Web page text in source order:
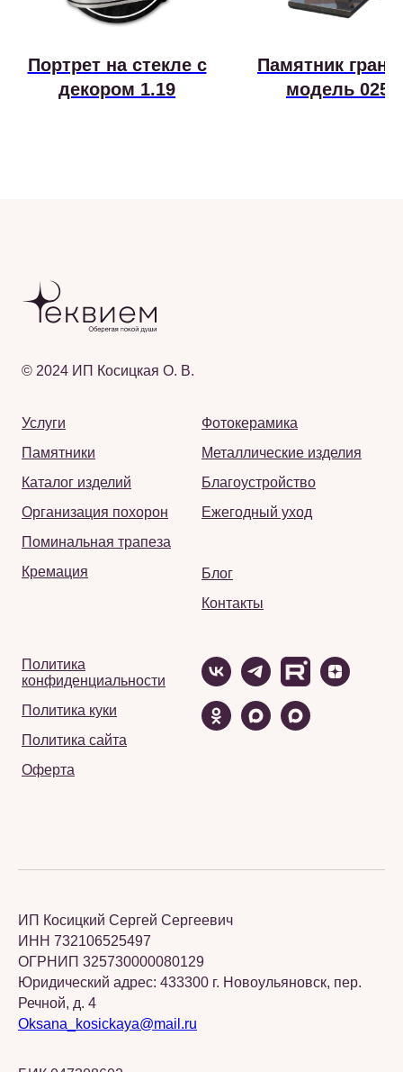
Портрет на стекле с
декором 1.19
Памятник
модель 025-
© 2024 ИП Косицкая О. В.
Услуги
Памятники
Каталог изделий
Организация похорон
Поминальная трапеза
Кремация
Фотокерамика
Металлические изделия
Благоустройство
Ежегодный уход
Блог
Контакты
Политика
конфиденциальности
Политика куки
Политика сайта
Оферта
ИП Косицкий Сергей Сергеевич
ИНН 732106525497
ОГРНИП 325730000080129
Юридический адрес: 433300 г. Новоульяновск, пер.
Речной, д. 4
Oksana_kosickaya@mail.ru